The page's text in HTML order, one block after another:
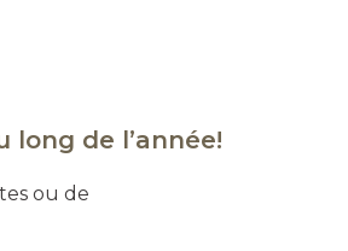
long de l’année!
ou de